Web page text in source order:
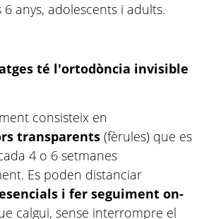
6 anys, adolescents i adults.
té l'ortodòncia invisible
consisteix en
transparents (fèrules) que es
4 o 6 setmanes
Es poden distanciar
i fer seguiment on-
calgui, sense interrompre el